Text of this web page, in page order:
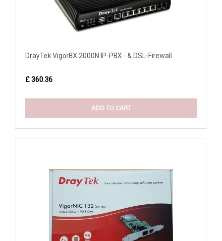
DrayTek VigorBX 2000N IP-PBX - & DSL-Firewall
£ 360.36
ADD TO CART